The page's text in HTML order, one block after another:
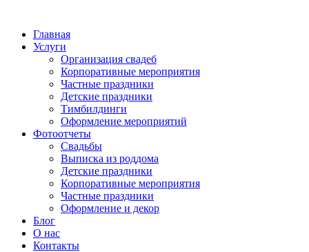
Главная
Услуги
Организация свадеб
Корпоративные мероприятия
Частные праздники
Детские праздники
Тимбилдинги
Оформление мероприятий
Фотоотчеты
Cвадьбы
Выписка из роддома
Детские праздники
Корпоративные мероприятия
Частные праздники
Оформление и декор
Блог
О нас
Контакты